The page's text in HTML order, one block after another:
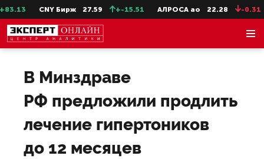
CNY Бирж 27.59 +-15.51 АЛРОСА ао 22.28 -0.31
В Минздраве
РФ предложили продлить
лечение гипертоников
до 12 месяцев